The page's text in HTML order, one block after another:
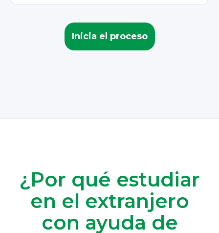
Inicia el proceso
¿Por qué estudiar
en el extranjero
con ayuda de